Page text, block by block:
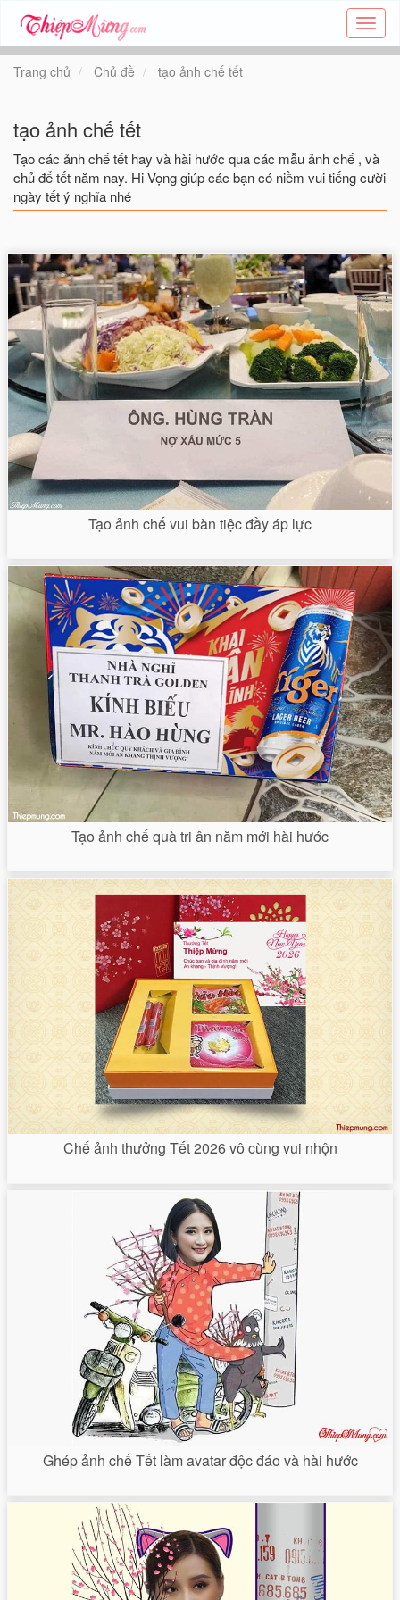
Tạo
thiệp
online
đề
-
Trang chủ Chủ đề tạo ảnh chế tết
tạo ảnh chế tết
Tạo các ảnh chế tết hay và hài hước qua các mẫu ảnh chế , và
chủ để tết năm nay. Hi Vọng giúp các bạn có niềm vui tiếng cười
ngày tết ý nghĩa nhé
Tạo ảnh chế vui bàn tiệc đầy áp lực
Tạo ảnh chế quà tri ân năm mới hài hước
Chế ảnh thưởng Tết 2026 vô cùng vui nhộn
Ghép ảnh chế Tết làm avatar độc đáo và hài hước